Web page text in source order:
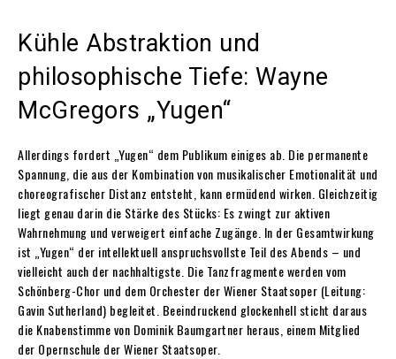
Kühle Abstraktion und
philosophische Tiefe: Wayne
McGregors „Yugen“
Allerdings fordert „Yugen“ dem Publikum einiges ab. Die permanente
Spannung, die aus der Kombination von musikalischer Emotionalität und
choreografischer Distanz entsteht, kann ermüdend wirken. Gleichzeitig
liegt genau darin die Stärke des Stücks: Es zwingt zur aktiven
Wahrnehmung und verweigert einfache Zugänge. In der Gesamtwirkung
ist „Yugen“ der intellektuell anspruchsvollste Teil des Abends – und
vielleicht auch der nachhaltigste. Die Tanzfragmente werden vom
Schönberg-Chor und dem Orchester der Wiener Staatsoper (Leitung:
Gavin Sutherland) begleitet. Beeindruckend glockenhell sticht daraus
die Knabenstimme von Dominik Baumgartner heraus, einem Mitglied
der Opernschule der Wiener Staatsoper.